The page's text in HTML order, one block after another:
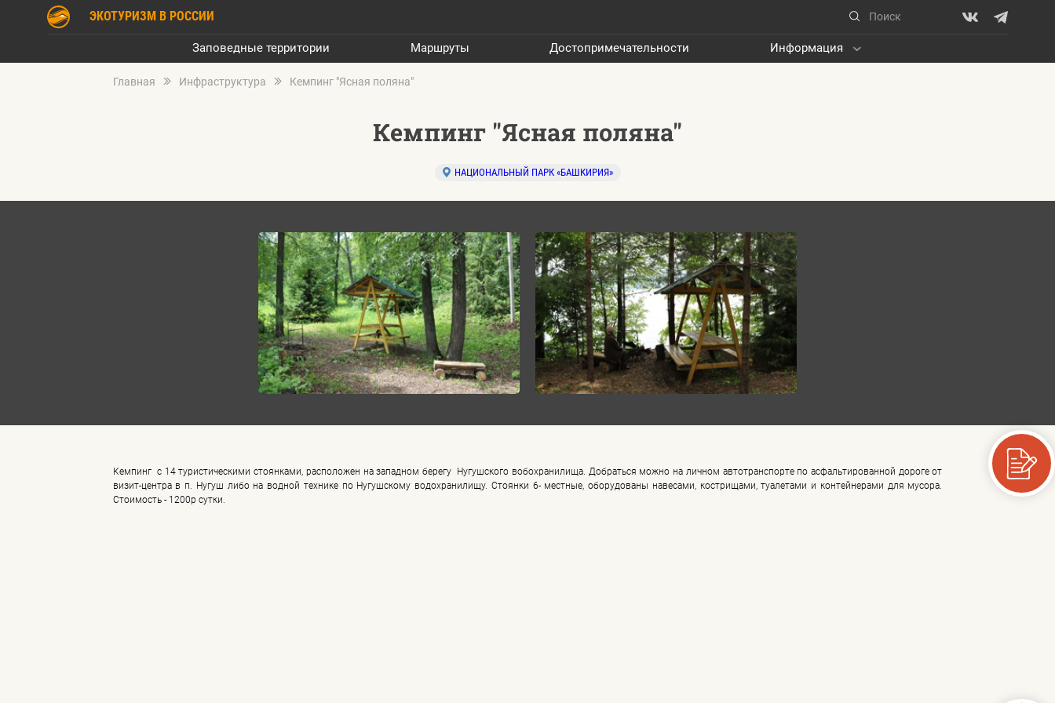
ЭКОТУРИЗМ В РОССИИ
Заповедные территории Маршруты Достопримечательности Информация
Главная Инфраструктура Кемпинг "Ясная поляна"
Кемпинг "Ясная поляна"
НАЦИОНАЛЬНЫЙ ПАРК «БАШКИРИЯ»
Кемпинг с 14 туристическими стоянками, расположен на западном берегу Нугушского вобохранилища. Добраться можно на личном автотранспорте по асфальтированной дороге от
визит-центра в п. Нугуш либо на водной технике по Нугушскому водохранилищу. Стоянки 6- местные, оборудованы навесами, кострищами, туалетами и контейнерами для мусора.
Стоимость - 1200р сутки.